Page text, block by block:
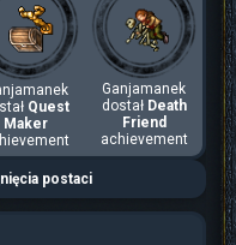
Quest
Maker
Ganjamanek
dostał Death
Friend
achievement
postaci